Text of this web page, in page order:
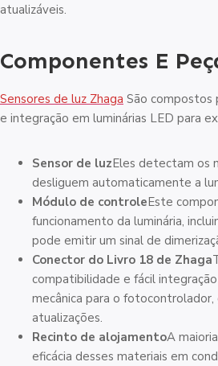
atualizáveis.
Componentes E
Sensores de luz Zhaga São compostos
e integração em luminárias LED para
Sensor de luzEles detectam os
desliguem automaticamente a
Módulo de controleEste
funcionamento da luminária,
pode emitir um sinal de
Conector do Livro 18 de Zhaga
compatibilidade e fácil
mecânica para o
atualizações.
Recinto de alojamentoA
eficácia desses materiais em